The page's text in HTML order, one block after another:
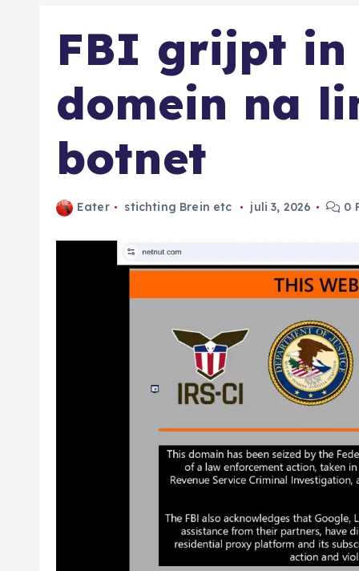
FBI grijpt in
domein na
botnet
Eater stichting Brein etc juli 3, 2026 0